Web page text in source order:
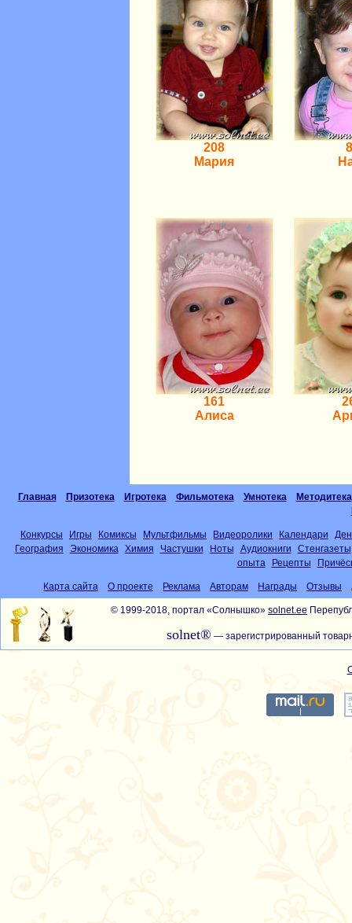
208
Мария
161
Алиса
Главная Призотека Игротека Фильмотека Умнотека
Методитека
Конкурсы Игры Комиксы Мультфильмы Видеоролики Календари
География
Экономика Химия Частушки Ноты Аудиокниги
Стенгазеты
опыта
Рецепты
Карта сайта О проекте Реклама Авторам Награды Отзывы
© 1999-2018, портал «Солнышко» solnet.ee
solnet® — зарегистрированный